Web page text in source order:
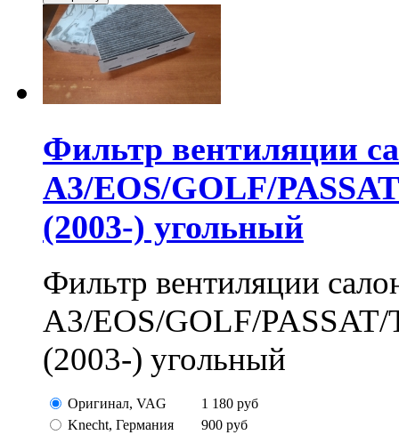
Фильтр вентиляции
A3/EOS/GOLF/
(2003-) угольный
Фильтр вентиляции
A3/EOS/GOLF/
(2003-) угольный
Оригинал, VAG 1 180 руб
Knecht, Германия
900 руб